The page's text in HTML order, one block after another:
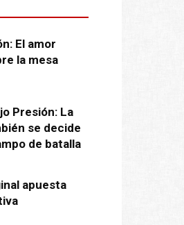
El amor
la mesa
Presión: La
se decide
de batalla
apuesta